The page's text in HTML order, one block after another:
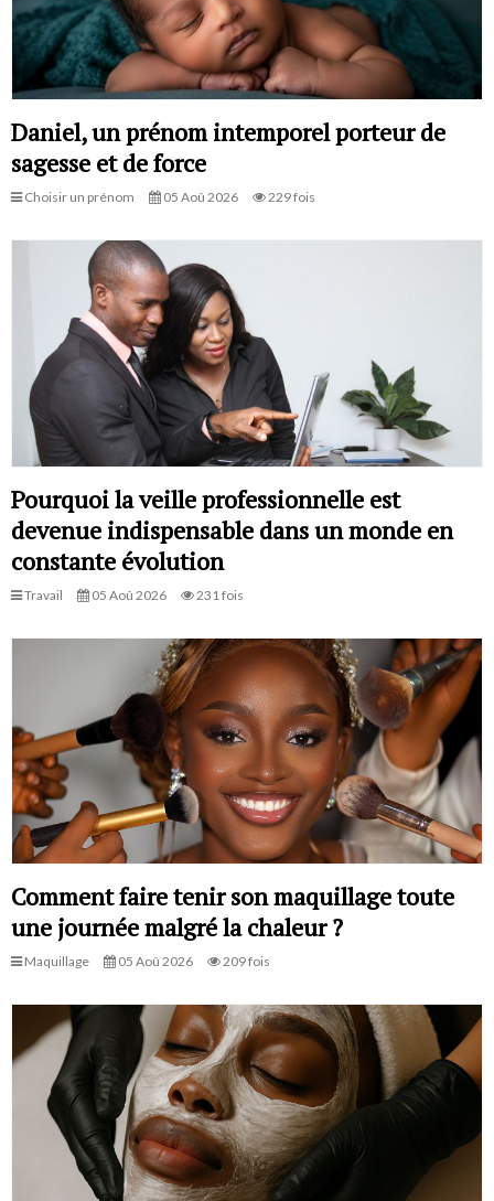
Daniel, un prénom intemporel porteur de
sagesse et de force
Choisir un prénom 05 Aoû 2026 229 fois
Pourquoi la veille professionnelle est
devenue indispensable dans un monde en
constante évolution
Travail 05 Aoû 2026 231 fois
Comment faire tenir son maquillage toute
une journée malgré la chaleur ?
Maquillage 05 Aoû 2026 209 fois